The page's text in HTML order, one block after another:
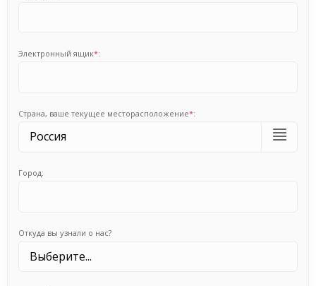
Электронный ящик*:
Cтрана, ваше текущее месторасположение*:
Город:
Откуда вы узнали о нас?